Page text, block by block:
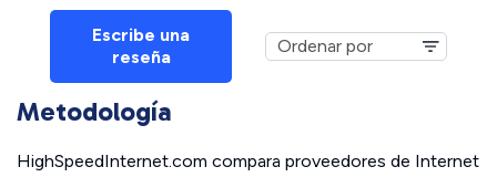
Escribe una
reseña
Metodología
HighSpeedInternet.com compara proveedores de Internet